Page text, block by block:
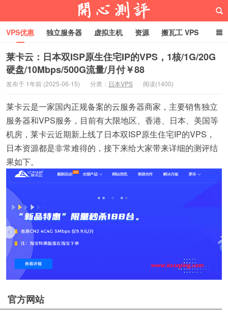
开心VPS测评
VPS优惠 独立服务器 虚拟主机 资源 搬瓦工 VPS
折腾VPS 真实测评 Hostloc趣闻 域名
RackNerd促销套餐
莱卡云：日本双ISP原生住宅IP的VPS，1核/1G/20G
硬盘/10Mbps/500G流量/月付￥88
发布于 1年前 (2025-06-15) 分类： 日本VPS 阅读(1400)
莱卡云是一家国内正规备案的云服务器商家，主要销售独立
服务器和VPS服务，目前有大限地区、香港、日本、美国等
机房，莱卡云近期新上线了日本双ISP原生住宅IP的VPS，
日本资源都是非常难得的，接下来给大家带来详细的测评结
果如下。
官方网站